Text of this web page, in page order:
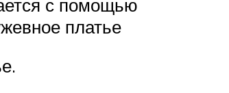
с помощью
платье